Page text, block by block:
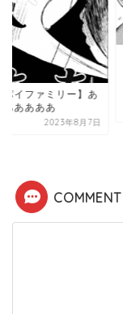
パイファミリー】あ
あああああ
2023年8月7日
COMMENT